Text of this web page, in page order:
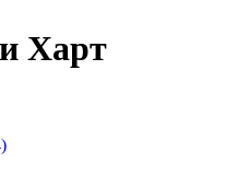
Харт